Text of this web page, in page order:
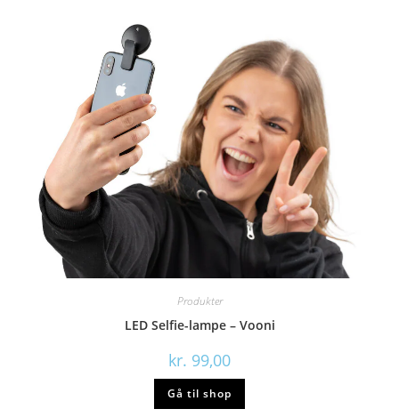
Produkter
LED Selfie-lampe – Vooni
kr. 99,00
Gå til shop